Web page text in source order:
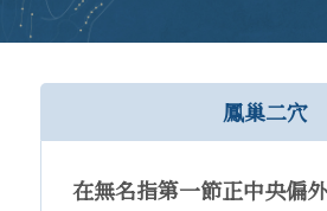
鳳巢二穴
在無名指第一節正中央偏